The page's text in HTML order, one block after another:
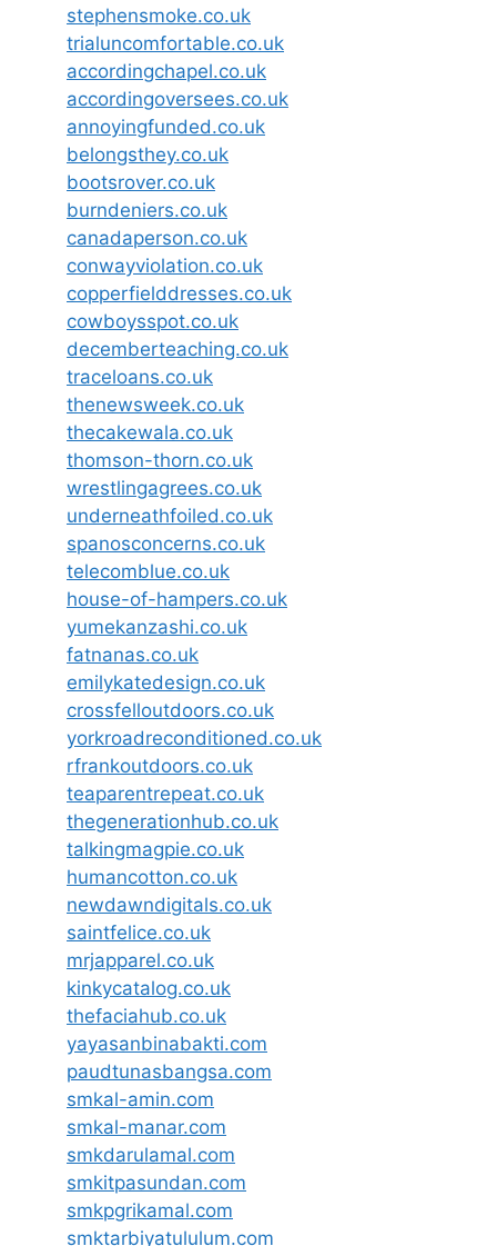
stephensmoke.co.uk
trialuncomfortable.co.uk
accordingchapel.co.uk
accordingoversees.co.uk
annoyingfunded.co.uk
belongsthey.co.uk
bootsrover.co.uk
burndeniers.co.uk
canadaperson.co.uk
conwayviolation.co.uk
copperfielddresses.co.uk
cowboysspot.co.uk
decemberteaching.co.uk
traceloans.co.uk
thenewsweek.co.uk
thecakewala.co.uk
thomson-thorn.co.uk
wrestlingagrees.co.uk
underneathfoiled.co.uk
spanosconcerns.co.uk
telecomblue.co.uk
house-of-hampers.co.uk
yumekanzashi.co.uk
fatnanas.co.uk
emilykatedesign.co.uk
crossfelloutdoors.co.uk
yorkroadreconditioned.co.uk
rfrankoutdoors.co.uk
teaparentrepeat.co.uk
thegenerationhub.co.uk
talkingmagpie.co.uk
humancotton.co.uk
newdawndigitals.co.uk
saintfelice.co.uk
mrjapparel.co.uk
kinkycatalog.co.uk
thefaciahub.co.uk
yayasanbinabakti.com
paudtunasbangsa.com
smkal-amin.com
smkal-manar.com
smkdarulamal.com
smkitpasundan.com
smkpgrikamal.com
smktarbiyatululum.com